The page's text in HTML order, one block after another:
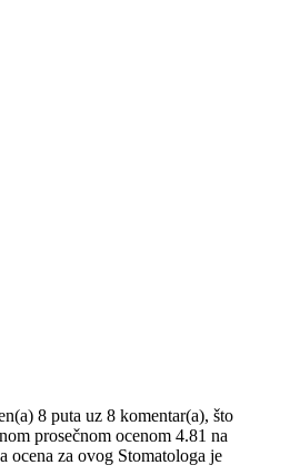
8 puta uz 8 komentar(a), što
prosečnom ocenom 4.81 na
ocena za ovog Stomatologa je